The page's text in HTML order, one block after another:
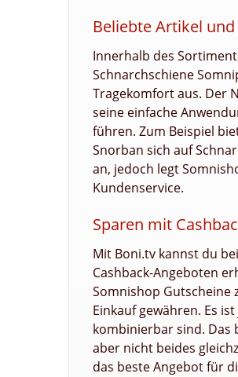
Beliebte Artikel
Innerhalb des
Schnarchschiene
Tragekomfort aus. Der
seine einfache
führen. Zum Beispiel
Snorban sich auf
an, jedoch legt
Kundenservice.
Sparen mit
Mit Boni.tv kannst du
Cashback-Angeboten
Somnishop Gutscheine
Einkauf gewähren. Es
kombinierbar sind. Das
aber nicht beides
das beste Angebot für